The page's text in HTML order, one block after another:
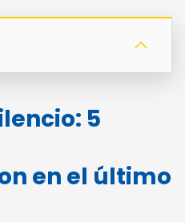
5
en el último